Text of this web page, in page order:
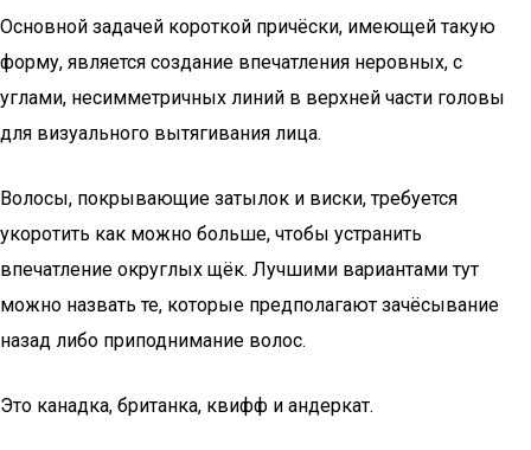
Основной задачей короткой причёски, имеющей такую
форму, является создание впечатления неровных, с
углами, несимметричных линий в верхней части головы
для визуального вытягивания лица.
Волосы, покрывающие затылок и виски, требуется
укоротить как можно больше, чтобы устранить
впечатление округлых щёк. Лучшими вариантами тут
можно назвать те, которые предполагают зачёсывание
назад либо приподнимание волос.
Это канадка, британка, квифф и андеркат.